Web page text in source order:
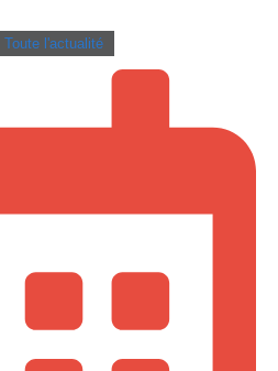
Toute l'actualité